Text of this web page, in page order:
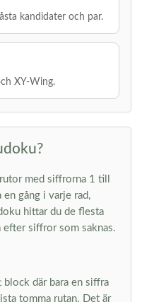
kandidater och par.
XY-Wing.
med siffrorna 1 till
gång i varje rad,
hittar du de flesta
siffror som saknas.
där bara en siffra
tomma rutan. Det är